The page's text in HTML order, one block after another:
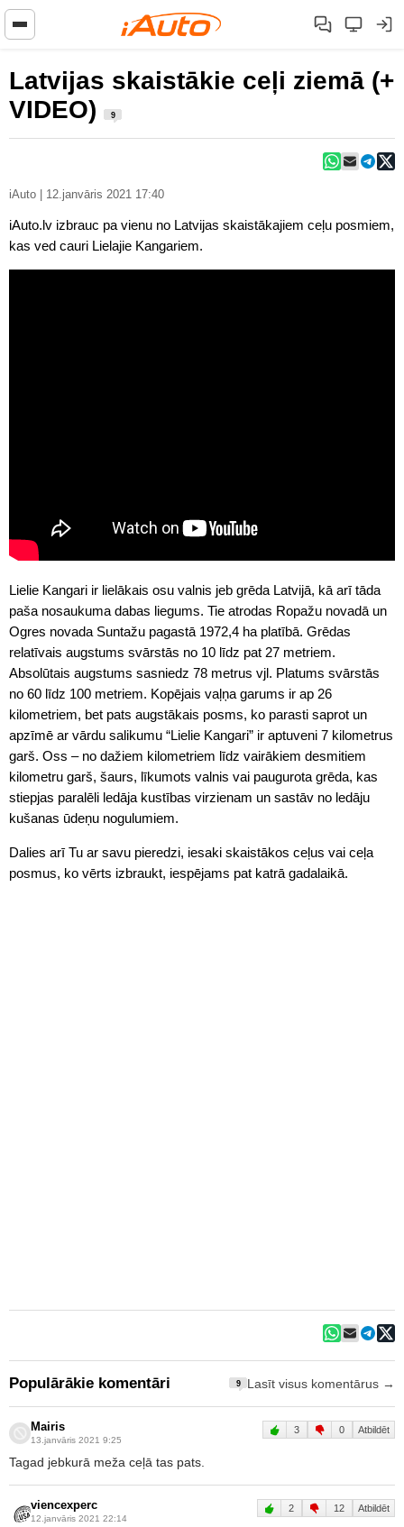
Latvijas skaistākie ceļi ziemā (+
VIDEO)
9
iAuto | 12.janvāris 2021 17:40
iAuto.lv izbrauc pa vienu no Latvijas skaistākajiem ceļu posmiem,
kas ved cauri Lielajie Kangariem.
Lielie Kangari ir lielākais osu valnis jeb grēda Latvijā, kā arī tāda
paša nosaukuma dabas liegums. Tie atrodas Ropažu novadā un
Ogres novada Suntažu pagastā 1972,4 ha platībā. Grēdas
relatīvais augstums svārstās no 10 līdz pat 27 metriem.
Absolūtais augstums sasniedz 78 metrus vjl. Platums svārstās
no 60 līdz 100 metriem. Kopējais vaļņa garums ir ap 26
kilometriem, bet pats augstākais posms, ko parasti saprot un
apzīmē ar vārdu salikumu “Lielie Kangari” ir aptuveni 7 kilometrus
garš. Oss – no dažiem kilometriem līdz vairākiem desmitiem
kilometru garš, šaurs, līkumots valnis vai paugurota grēda, kas
stiepjas paralēli ledāja kustības virzienam un sastāv no ledāju
kušanas ūdeņu nogulumiem.
Dalies arī Tu ar savu pieredzi, iesaki skaistākos ceļus vai ceļa
posmus, ko vērts izbraukt, iespējams pat katrā gadalaikā.
Populārākie komentāri 9 Lasīt visus komentārus →
Mairis
13.janvāris 2021 9:25
3 0 Atbildēt
Tagad jebkurā meža ceļā tas pats.
viencexperc
12.janvāris 2021 22:14
2 12 Atbildēt